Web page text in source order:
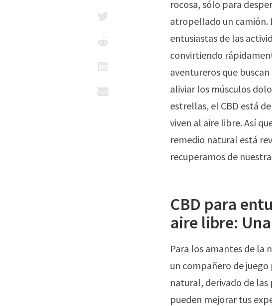
rocosa, sólo para
atropellado un camión.
entusiastas de las
convirtiendo
aventureros que
aliviar los músculos
estrellas, el CBD está
viven al aire libre. Así
remedio natural está
recuperamos de
CBD para
aire libre:
Para los amantes de la
un compañero de
natural, derivado de las
pueden mejorar tus